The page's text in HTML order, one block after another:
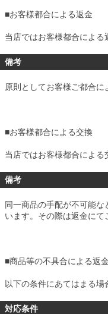
■お客様都合による返金
当店ではお客様都合による
備考
原則としてお客様ご都合
■お客様都合による交換
当店ではお客様都合による
備考
同一商品の手配が不可能
います。その際は返金にて
■商品等の不具合による返金
以下の条件にあてはまる場
対応条件